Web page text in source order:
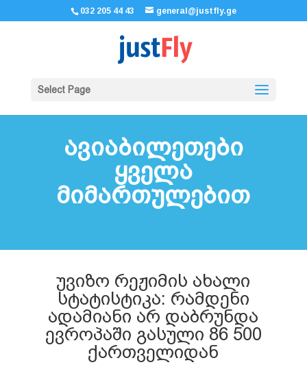
032 205 44 43 general@justfly.ge
Select Page
ავიაბილეთები
ყველა
მიმართულებით
უვიზო რეჟიმის ახალი
სტატისტიკა: რამდენი
ადამიანი არ დაბრუნდა
ევროპაში გასული 86 500
ქართველიდან